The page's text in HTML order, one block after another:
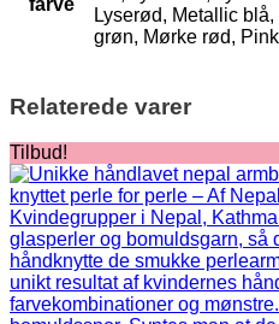
Lyserød, Metallic
grøn, Mørke rød,
Relaterede varer
Tilbud!